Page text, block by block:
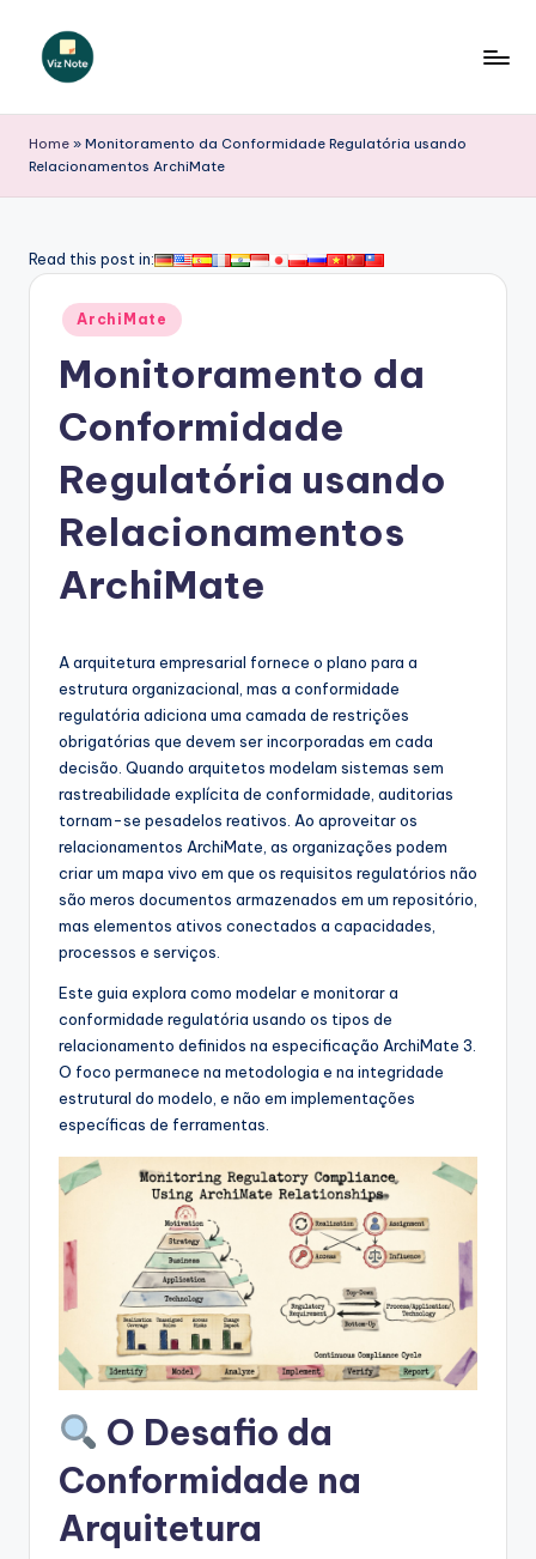
iz
N
t
A
si
&
S
Home » Monitoramento da Conformidade Regulatória usando
Relacionamentos ArchiMate
Read this post in:
Posted
in
ArchiMate
Monitoramento da
Conformidade
Regulatória usando
Relacionamentos
ArchiMate
A arquitetura empresarial fornece o plano para a
estrutura organizacional, mas a conformidade
regulatória adiciona uma camada de restrições
obrigatórias que devem ser incorporadas em cada
decisão. Quando arquitetos modelam sistemas sem
rastreabilidade explícita de conformidade, auditorias
tornam-se pesadelos reativos. Ao aproveitar os
relacionamentos ArchiMate, as organizações podem
criar um mapa vivo em que os requisitos regulatórios não
são meros documentos armazenados em um repositório,
mas elementos ativos conectados a capacidades,
processos e serviços.
Este guia explora como modelar e monitorar a
conformidade regulatória usando os tipos de
relacionamento definidos na especificação ArchiMate 3.
O foco permanece na metodologia e na integridade
estrutural do modelo, e não em implementações
específicas de ferramentas.
O Desafio da
Conformidade na
Arquitetura